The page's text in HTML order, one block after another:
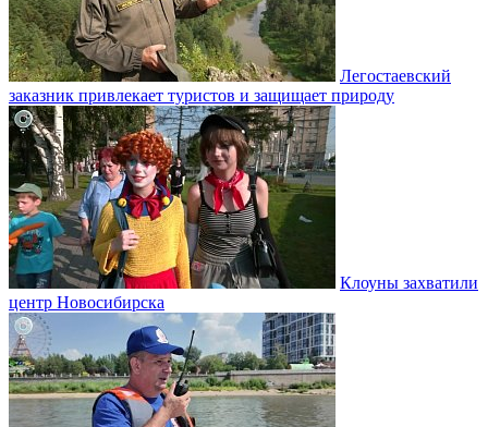
Легостаевский
заказник привлекает туристов и защищает природу
Клоуны захватили
центр Новосибирска